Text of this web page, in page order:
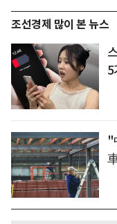
조선경제 많이 본 뉴스
5
"